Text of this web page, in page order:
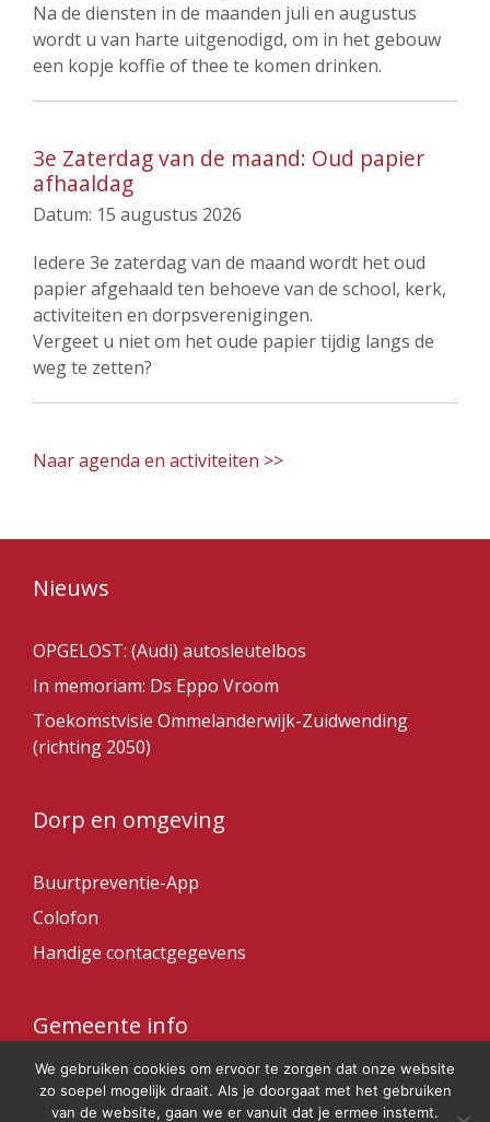
Na de diensten in de maanden juli en augustus
wordt u van harte uitgenodigd, om in het gebouw
een kopje koffie of thee te komen drinken.
3e Zaterdag van de maand: Oud papier
afhaaldag
Datum: 15 augustus 2026
Iedere 3e zaterdag van de maand wordt het oud
papier afgehaald ten behoeve van de school, kerk,
activiteiten en dorpsverenigingen.
Vergeet u niet om het oude papier tijdig langs de
weg te zetten?
Naar agenda en activiteiten >>
Nieuws
OPGELOST: (Audi) autosleutelbos
In memoriam: Ds Eppo Vroom
Toekomstvisie Ommelanderwijk-Zuidwending
(richting 2050)
Dorp en omgeving
Buurtpreventie-App
Colofon
Handige contactgegevens
Gemeente info
Gemeente Veendam
We gebruiken cookies om ervoor te zorgen dat onze website
zo soepel mogelijk draait. Als je doorgaat met het gebruiken
van de website, gaan we er vanuit dat je ermee instemt.